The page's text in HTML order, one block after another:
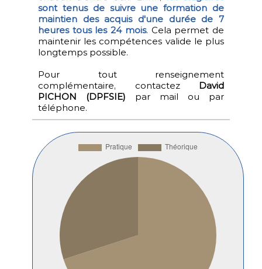
sont tenus de suivre une formation de
maintien des acquis d'une durée de 7
heures tous les 24 mois. Cela permet de
maintenir les compétences valide le plus
longtemps possible.
Pour tout renseignement
complémentaire, contactez David
PICHON (DPFSIE) par mail ou par
téléphone.